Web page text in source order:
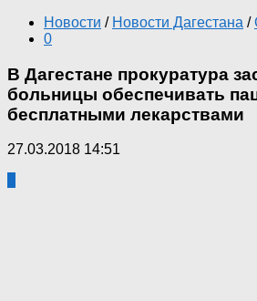
Новости / Новости Дагестана /
0
В Дагестане прокуратура
больницы обеспечивать
бесплатными лекарствами
27.03.2018 14:51